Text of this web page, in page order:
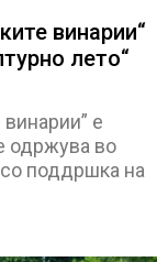
винарии“
лето“
е
одржува во
поддршка на